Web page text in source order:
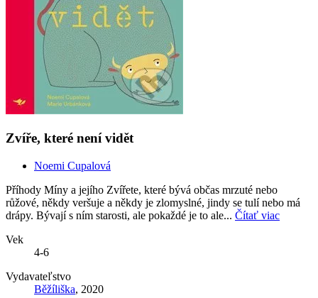
Zvíře, které není vidět
Noemi Cupalová
Příhody Míny a jejího Zvířete, které bývá občas mrzuté nebo
růžové, někdy veršuje a někdy je zlomyslné, jindy se tulí nebo má
drápy. Bývají s ním starosti, ale pokaždé je to ale... Čítať viac
Vek
4-6
Vydavateľstvo
Běžíliška, 2020